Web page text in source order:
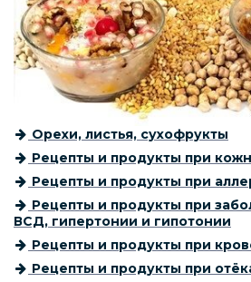
Орехи, листья, сухофрукты
Рецепты и продукты при
Рецепты и продукты при
Рецепты и продукты при
ВСД, гипертонии и гипотонии
Рецепты и продукты при
Рецепты и продукты при